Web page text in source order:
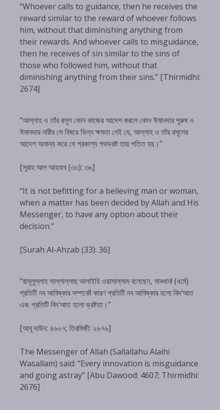
“Whoever calls to guidance, then he receives the
reward similar to the reward of whoever follows
him, without that diminishing anything from
their rewards. And whoever calls to misguidance,
then he receives of sin similar to the sins of
those who followed him, without that
diminishing anything from their sins.” [Thirmidhi:
2674]
“আল্লাহ ও তাঁর রসূল কোন কাজের আদেশ করলে কোন ঈমানদার পুরুষ ও
ঈমানদার নারীর সে বিষয়ে ভিন্ন ক্ষমতা নেই যে, আল্লাহ ও তাঁর রসূলের
আদেশ অমান্য করে সে প্রকাশ্য পথভ্রষ্ট তায় পতিত হয়।”
[সূরাহ আল আহযাব (৩৩): ৩৬]
“It is not befitting for a believing man or woman,
when a matter has been decided by Allah and His
Messenger, to have any option about their
decision.”
[Surah Al-Ahzab (33): 36]
“রাসূলুল্লাহ সাল্লাল্লাহু আলাইহি ওয়াসাল্লাম বলেছেন, সাবধান! (ধর্মে)
প্রতিটি নব আবিষ্কার সম্পর্কে! কারণ প্রতিটি নব আবিষ্কার হলো বিদ‘আত
এবং প্রতিটি বিদ‘আত হলো ভ্রষ্টতা।”
[আবূ দাউদ: ৪৬০৭; তিরমিজী: ২৬৭৬]
The Messenger of Allah (Sallallahu Alaihi
Wasallam) said: “Every innovation is misguidance
and going astray” [Abu Dawood: 4607; Thirmidhi:
2676]